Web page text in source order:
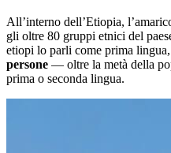
All’interno dell’Etiopia,
gli oltre 80 gruppi etnici del
etiopi lo parli come prima
persone — oltre la metà della
prima o seconda lingua.